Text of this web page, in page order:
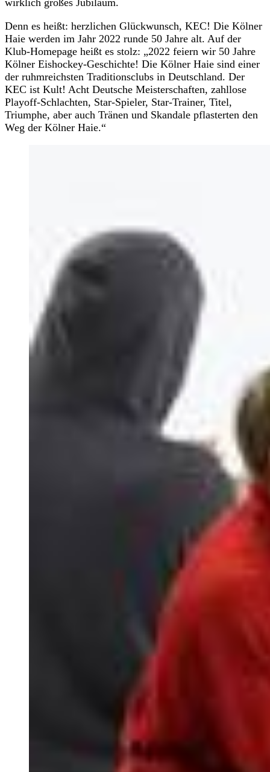
Denn es heißt: herzlichen Glückwunsch, KEC! Die Kölner
Haie werden im Jahr 2022 runde 50 Jahre alt. Auf der
Klub-Homepage heißt es stolz: „2022 feiern wir 50 Jahre
Kölner Eishockey-Geschichte! Die Kölner Haie sind einer
der ruhmreichsten Traditionsclubs in Deutschland. Der
KEC ist Kult! Acht Deutsche Meisterschaften, zahllose
Playoff-Schlachten, Star-Spieler, Star-Trainer, Titel,
Triumphe, aber auch Tränen und Skandale pflasterten den
Weg der Kölner Haie.“